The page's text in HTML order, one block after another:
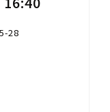
28